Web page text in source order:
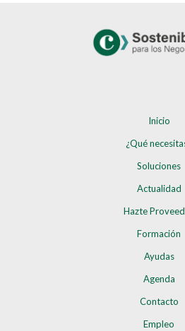
Inicio
¿Qué
Soluciones
Actualidad
Hazte
Formación
Ayudas
Agenda
Contacto
Empleo